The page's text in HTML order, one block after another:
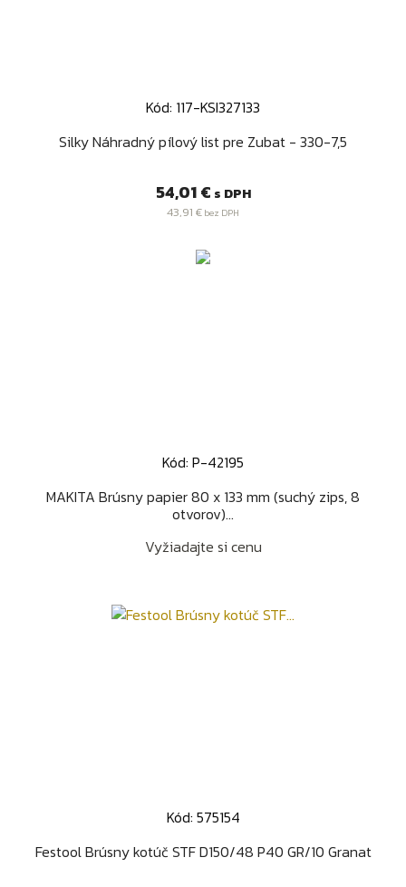
Kód: 117-KSI327133
Silky Náhradný pílový list pre Zubat - 330-7,5
Cena
54,01 € s DPH
43,91 € bez DPH
Kód: P-42195
MAKITA Brúsny papier 80 x 133 mm (suchý zips, 8
otvorov)...
Vyžiadajte si cenu
Kód: 575154
Festool Brúsny kotúč STF D150/48 P40 GR/10 Granat